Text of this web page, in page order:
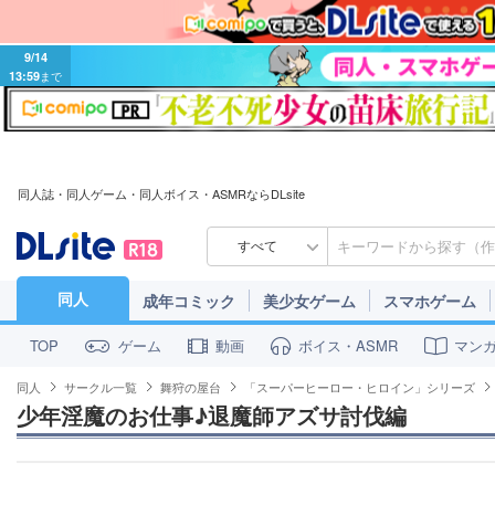
9/14
13:59まで
同人誌・同人ゲーム・同人ボイス・ASMRならDLsite
すべて
同人 成年コミック 美少女ゲーム スマホゲーム
TOP ゲーム 動画 ボイス・ASMR マン
同人 サークル一覧 舞狩の屋台 「スーパーヒーロー・ヒロイン」シリーズ
少年淫魔のお仕事♪退魔師アズサ討伐編